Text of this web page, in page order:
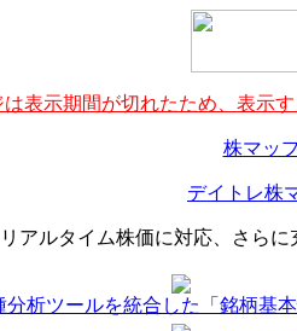
表示期間が切れたため、表示
株マッ
デイトレ株
リアルタイム株価に対応、さら
分析ツールを統合した「銘柄基